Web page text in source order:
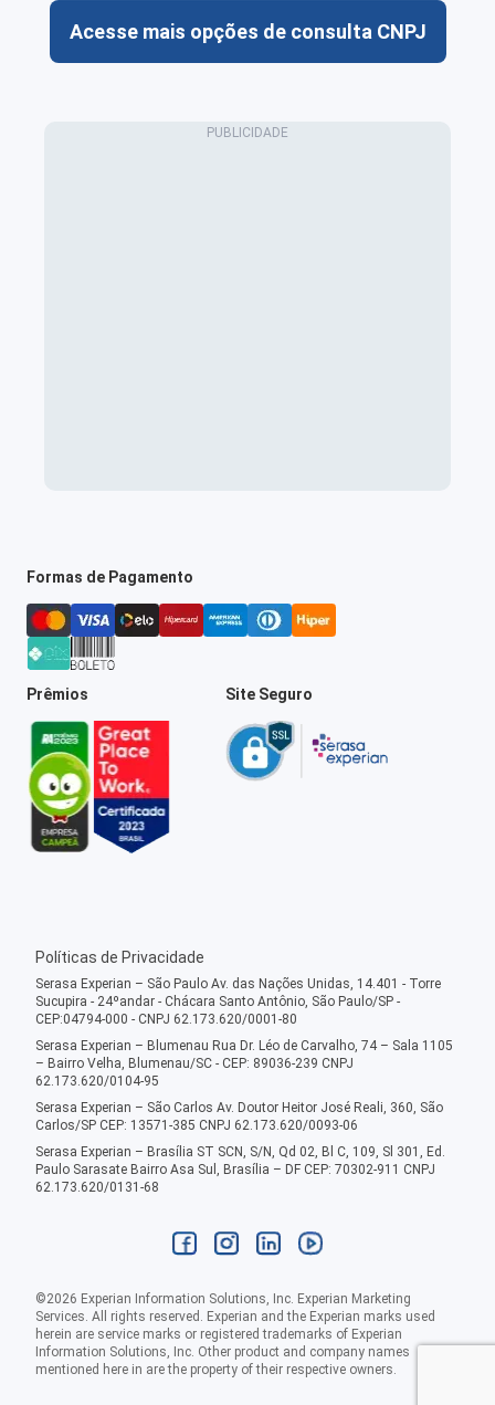
Acesse mais opções de consulta CNPJ
Formas de Pagamento
Prêmios Site Seguro
Políticas de Privacidade
Serasa Experian – São Paulo Av. das Nações Unidas, 14.401 - Torre
Sucupira - 24ºandar - Chácara Santo Antônio, São Paulo/SP -
CEP:04794-000 - CNPJ 62.173.620/0001-80
Serasa Experian – Blumenau Rua Dr. Léo de Carvalho, 74 – Sala 1105
– Bairro Velha, Blumenau/SC - CEP: 89036-239 CNPJ
62.173.620/0104-95
Serasa Experian – São Carlos Av. Doutor Heitor José Reali, 360, São
Carlos/SP CEP: 13571-385 CNPJ 62.173.620/0093-06
Serasa Experian – Brasília ST SCN, S/N, Qd 02, Bl C, 109, Sl 301, Ed.
Paulo Sarasate Bairro Asa Sul, Brasília – DF CEP: 70302-911 CNPJ
62.173.620/0131-68
©2026 Experian Information Solutions, Inc. Experian Marketing
Services. All rights reserved. Experian and the Experian marks used
herein are service marks or registered trademarks of Experian
Information Solutions, Inc. Other product and company names
mentioned here in are the property of their respective owners.